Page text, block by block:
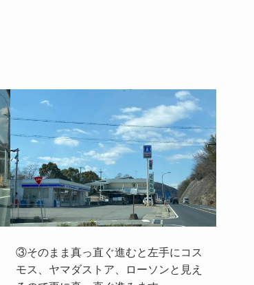
③そのまま真っ直ぐ進むと左手にコス
モス、ヤマダストア、ローソンと見え